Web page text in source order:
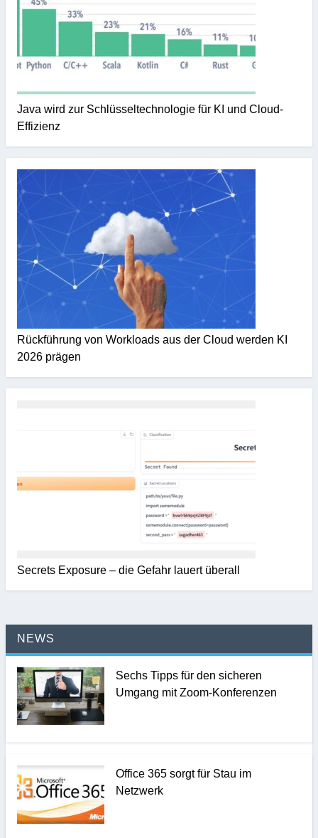
Java wird zur Schlüsseltechnologie für KI und Cloud-
Effizienz
Rückführung von Workloads aus der Cloud werden KI
2026 prägen
Secrets Exposure – die Gefahr lauert überall
NEWS
Sechs Tipps für den sicheren
Umgang mit Zoom-Konferenzen
Office 365 sorgt für Stau im
Netzwerk